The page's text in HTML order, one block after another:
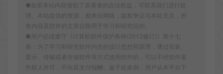
●如若本站内容侵犯了原著者的合法权益，可联系我们进行处
理。本站提供的资源，都来自网络，版权争议与本站无关，所
有内容及软件的文章仅限用于学习和研究目的。
●用户必须遵守《计算机软件保护条例(2013修订)》第十七
条：为了学习和研究软件内含的设计思想和原理，通过安装、
显示、传输或者存储软件等方式使用软件的，可以不经软件著
作权人许可，不向其支付报酬。鉴于此条例，用户从本平台下